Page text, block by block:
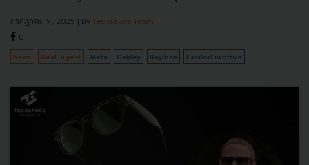
กรกฎาคม 9, 2025 | By Techsauce Team
0
News Deal Digest Meta Oakley Ray-ban EssilorLuxottica